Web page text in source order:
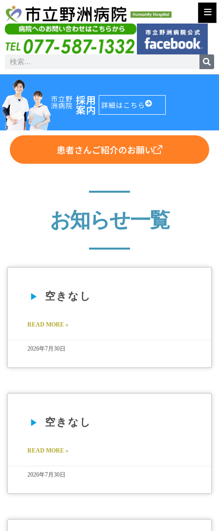
≡
市立野
洲病院 採用
案内 詳細はこちら
患者さんご紹介のお願い
お知らせ一覧
空きなし
READ MORE »
2026年7月30日
空きなし
READ MORE »
2026年7月30日